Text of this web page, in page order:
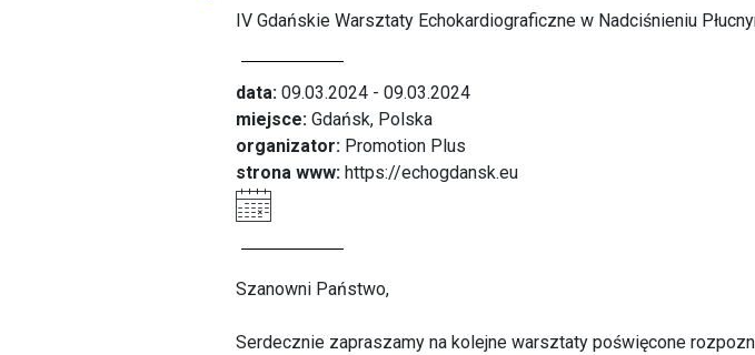
IV Gdańskie Warsztaty Echokardiograficzne w Nadciśnieniu
data: 09.03.2024 - 09.03.2024
miejsce: Gdańsk, Polska
organizator: Promotion Plus
strona www: https://echogdansk.eu
Szanowni Państwo,
Serdecznie zapraszamy na kolejne warsztaty poświęcone